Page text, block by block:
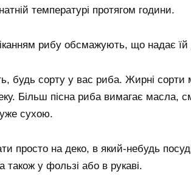
температурі протягом години.
рибу обсмажують, що надає
будь сорту у вас риба. Жирні сорти
Більш пісна риба вимагає масла,
сухою.
просто на деко, в який-небудь
також у фользі або в рукаві.